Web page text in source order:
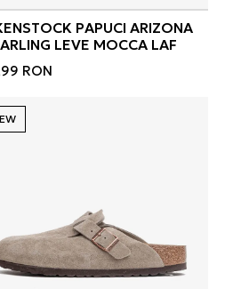
PAPUCI ARIZONA
LEVE MOCCA LAF
RON